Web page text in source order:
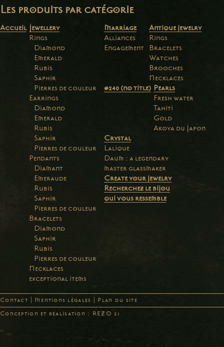
Les produits par catégorie
Accueil Jewellery
Rings
Diamond
Emerald
Rubis
Saphir
Pierres de couleur
Earrings
Diamond
Emerald
Rubis
Saphir
Pierres de couleur
Pendants
Diamant
Emeraude
Rubis
Saphir
Pierres de couleur
Bracelets
Diamond
Saphir
Rubis
Pierres de couleur
Necklaces
exceptional items
Marriage
Alliances
Engagement
Antique jewelry
Rings
Bracelets
Watches
Brooches
Necklaces
#240 (no title) Pearls
Fresh water
Tahiti
Gold
Akoya du Japon
Crystal
Lalique
Daum : a legendary
master glassmaker
Create your jewelry
Recherchez le bijou
qui vous ressemble
Contact Mentions légales Plan du site
Conception et réalisation : REZO 21